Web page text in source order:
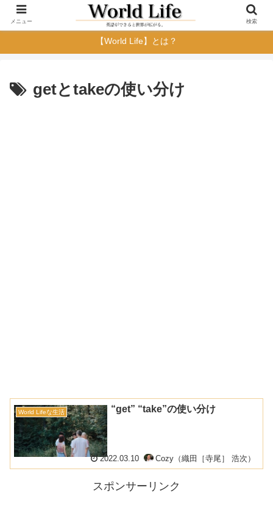
【World Life】とは？
getとtakeの使い分け
World Lifeな生活 “get” “take”の使い分け
2022.03.10 Cozy（織田［寺尾］ 浩次）
スポンサーリンク
メニュー 検索